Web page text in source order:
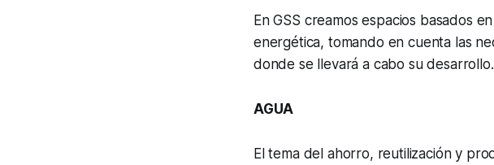
En GSS creamos espacios basados
energética, tomando en cuenta las
donde se llevará a cabo su desarrollo.
AGUA
El tema del ahorro, reutilización y